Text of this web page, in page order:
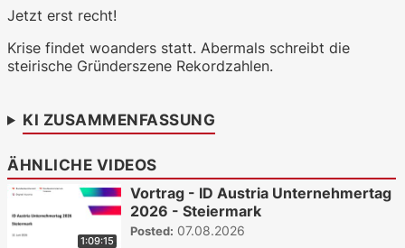
Jetzt erst recht!
Krise findet woanders statt. Abermals schreibt die
steirische Gründerszene Rekordzahlen.
KI ZUSAMMENFASSUNG
ÄHNLICHE VIDEOS
1:09:15
Vortrag - ID Austria Unternehmertag
2026 - Steiermark
Posted: 07.08.2026
WKO.tv KI (lokales LLM gemma-4-